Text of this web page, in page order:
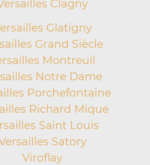
Clagny
Glatigny
Grand Siècle
Montreuil
Notre Dame
Porchefontaine
Richard Mique
Saint Louis
Satory
Viroflay